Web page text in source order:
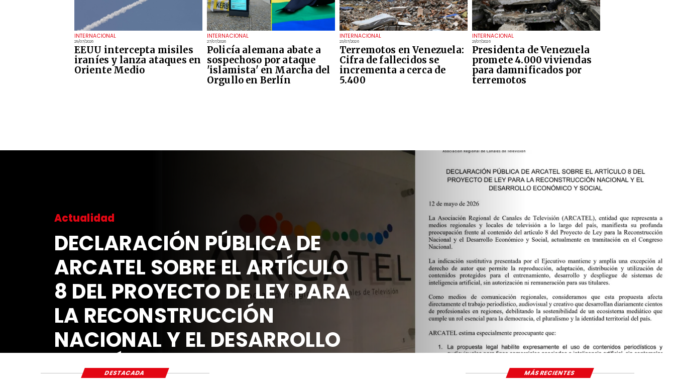
INTERNACIONAL
29/07/2026
EEUU intercepta misiles
iraníes y lanza ataques en
Oriente Medio
INTERNACIONAL
27/07/2026
Policía alemana abate a
sospechoso por ataque
'islamista' en Marcha del
Orgullo en Berlín
INTERNACIONAL
23/07/2026
Terremotos en Venezuela:
Cifra de fallecidos se
incrementa a cerca de
5.400
INTERNACIONAL
21/07/2026
Presidenta de Venezuela
promete 4.000 viviendas
para damnificados por
terremotos
Actualidad
DECLARACIÓN PÚBLICA DE
ARCATEL SOBRE EL ARTÍCULO
8 DEL PROYECTO DE LEY PARA
LA RECONSTRUCCIÓN
NACIONAL Y EL DESARROLLO
ECONÓMICO Y SOCIAL
DESTACADA MÁS RECIENTES